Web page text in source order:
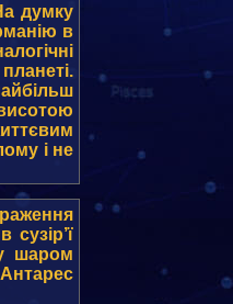
думку
в
і не
шаром